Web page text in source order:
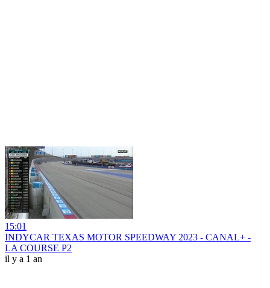
15:01
INDYCAR TEXAS MOTOR SPEEDWAY 2023 - CANAL+ -
LA COURSE P2
il y a 1 an